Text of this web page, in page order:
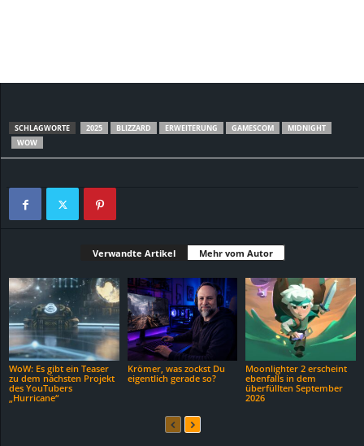
SCHLAGWORTE 2025 BLIZZARD ERWEITERUNG GAMESCOM
MIDNIGHT
WOW
Verwandte Artikel Mehr vom Autor
WoW: Es gibt ein Teaser
zu dem nächsten Projekt
des YouTubers
„Hurricane“
Krömer, was zockst Du
eigentlich gerade so?
Moonlighter 2 erscheint
ebenfalls in dem
überfüllten September
2026